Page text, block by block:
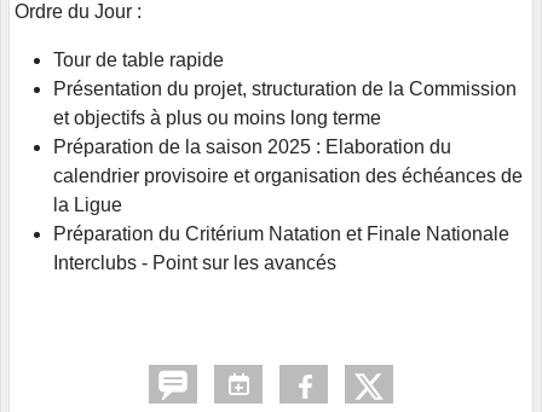
Ordre du Jour :
Tour de table rapide
Présentation du projet, structuration de la Commission
et objectifs à plus ou moins long terme
Préparation de la saison 2025 : Elaboration du
calendrier provisoire et organisation des échéances de
la Ligue
Préparation du Critérium Natation et Finale Nationale
Interclubs - Point sur les avancés